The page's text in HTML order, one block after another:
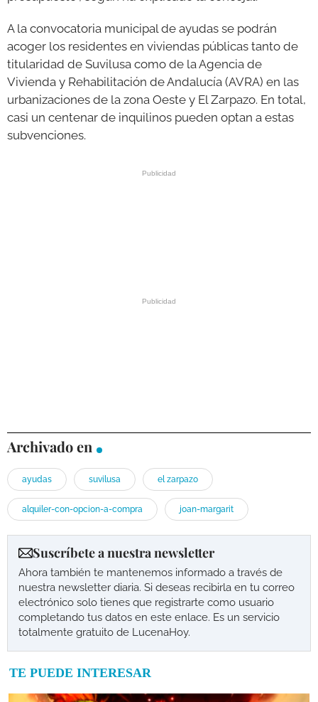
A la convocatoria municipal de ayudas se podrán
acoger los residentes en viviendas públicas tanto de
titularidad de Suvilusa como de la Agencia de
Vivienda y Rehabilitación de Andalucía (AVRA) en las
urbanizaciones de la zona Oeste y El Zarpazo. En total,
casi un centenar de inquilinos pueden optan a estas
subvenciones.
Archivado en
ayudas suvilusa el zarpazo
alquiler-con-opcion-a-compra joan-margarit
Suscríbete a nuestra newsletter
Ahora también te mantenemos informado a través de
nuestra newsletter diaria. Si deseas recibirla en tu correo
electrónico solo tienes que registrarte como usuario
completando tus datos en este enlace. Es un servicio
totalmente gratuito de LucenaHoy.
TE PUEDE INTERESAR